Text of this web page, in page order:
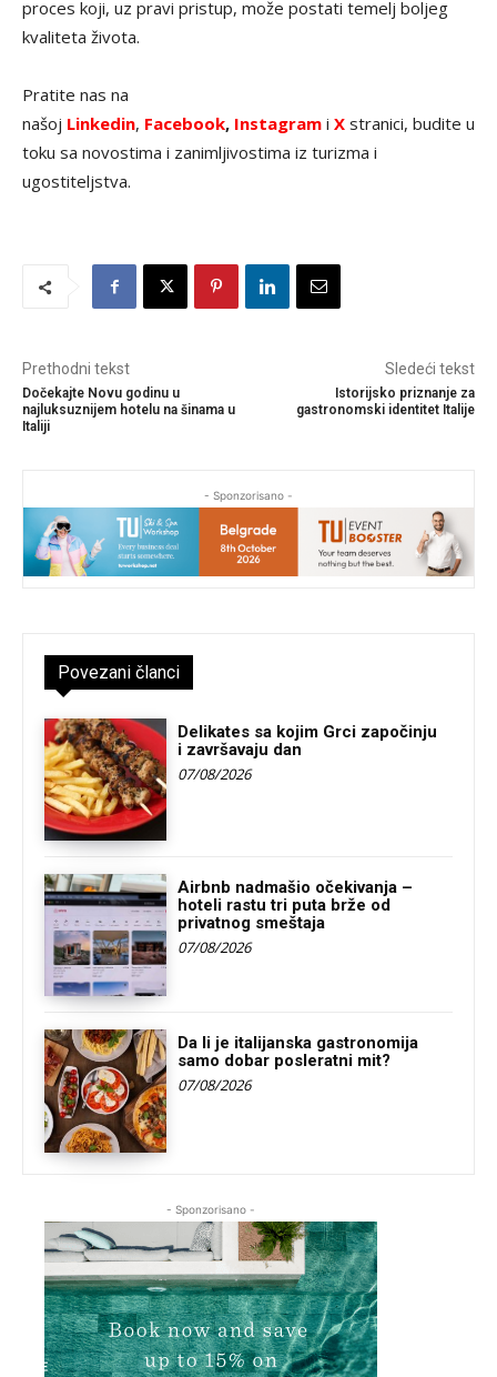
proces koji, uz pravi pristup, može postati temelj boljeg
kvaliteta života.
Pratite nas na
našoj Linkedin, Facebook, Instagram i X stranici, budite u
toku sa novostima i zanimljivostima iz turizma i
ugostiteljstva.
Prethodni tekst
Dočekajte Novu godinu u
najluksuznijem hotelu na šinama u
Italiji
Sledeći tekst
Istorijsko priznanje za
gastronomski identitet Italije
- Sponzorisano -
Povezani članci
Delikates sa kojim Grci započinju
i završavaju dan
07/08/2026
Airbnb nadmašio očekivanja –
hoteli rastu tri puta brže od
privatnog smeštaja
07/08/2026
Da li je italijanska gastronomija
samo dobar posleratni mit?
07/08/2026
- Sponzorisano -